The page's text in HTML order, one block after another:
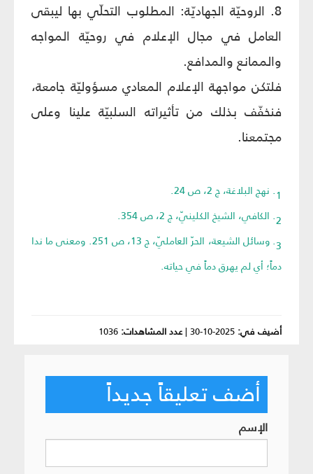
8. الروحيّة الجهاديّة: المطلوب التحلّي بها ليبقى
العامل في مجال الإعلام في روحيّة المواجه
والممانع والمدافع.
فلتكن مواجهة الإعلام المعادي مسؤوليّة جامعة،
فنخفّف بذلك من تأثيراته السلبيّة علينا وعلى
مجتمعنا.
1. نهج البلاغة، ج 2، ص 24.
2. الكافي، الشيخ الكلينيّ، ج 2، ص 354.
3. وسائل الشيعة، الحرّ العامليّ، ج 13، ص 251. ومعنى ما ندا
دماً؛ أي لم يهرق دماً في حياته.
أضيف في: 2025-10-30
|عدد المشاهدات: 1036
أضف تعليقاً جديداً
الإسم